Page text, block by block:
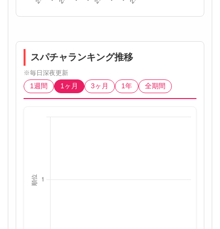
スパチャランキング推移
※毎日深夜更新
1週間
1ヶ月 3ヶ月 1年 全期間